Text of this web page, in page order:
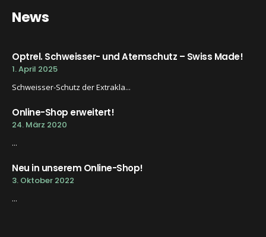
News
Optrel. Schweisser- und Atemschutz – Swiss Made!
1. April 2025
Schweisser-Schutz der Extrakla...
Online-Shop erweitert!
24. März 2020
...
Neu in unserem Online-Shop!
3. Oktober 2022
...